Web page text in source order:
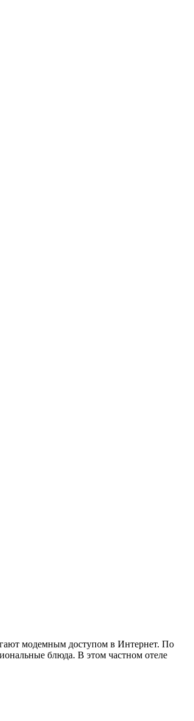
модемным доступом в Интернет. По
блюда. В этом частном отеле